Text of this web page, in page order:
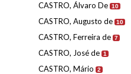
CASTRO, Álvaro De 10
CASTRO, Augusto de 10
CASTRO, Ferreira de 7
CASTRO, José de 1
CASTRO, Mário 2